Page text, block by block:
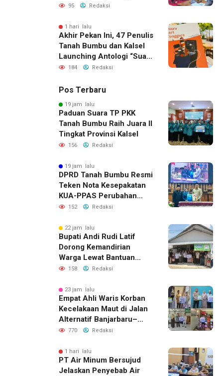
Usai Listrik Menyala
95 Redaksi
1 hari lalu
Akhir Pekan Ini, 47 Penulis
Tanah Bumbu dan Kalsel
Launching Antologi “Suara
dari Tenggara”
184 Redaksi
Pos Terbaru
19 jam lalu
Paduan Suara TP PKK
Tanah Bumbu Raih Juara II
Tingkat Provinsi Kalsel
156 Redaksi
19 jam lalu
DPRD Tanah Bumbu Resmi
Teken Nota Kesepakatan
KUA-PPAS Perubahan
APBD 2026
152 Redaksi
22 jam lalu
Bupati Andi Rudi Latif
Dorong Kemandirian
Warga Lewat Bantuan
Usaha Ekonomi Produktif
158 Redaksi
23 jam lalu
Empat Ahli Waris Korban
Kecelakaan Maut di Jalan
Alternatif Banjarbaru–
Batulicin Terima Santunan
Polres Tanah Bumbu
770 Redaksi
1 hari lalu
PT Air Minum Bersujud
Jelaskan Penyebab Air